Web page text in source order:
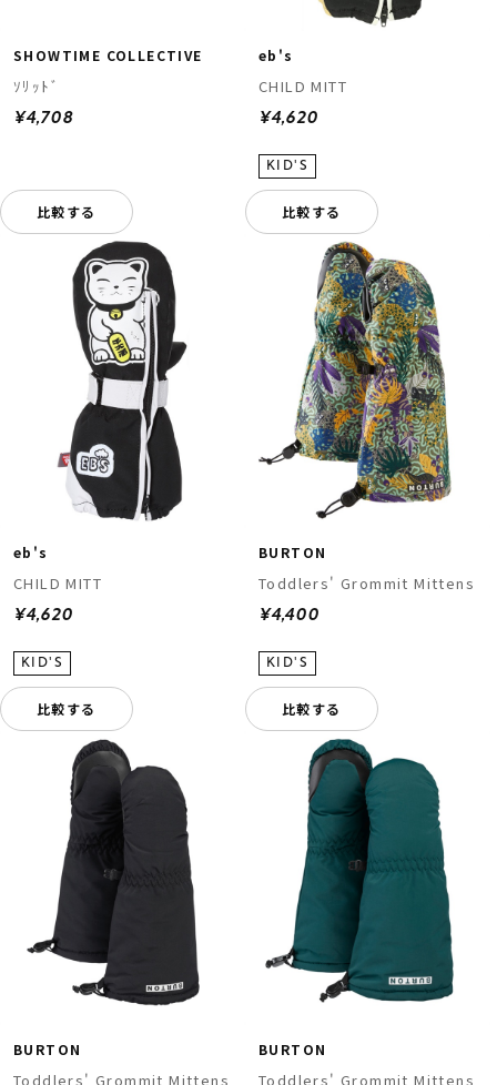
SHOWTIME COLLECTIVE
ｿﾘｯﾄﾞ
¥4,708
比較する
eb's
CHILD MITT
¥4,620
比較する
eb's
CHILD MITT
¥4,620
比較する
BURTON
Toddlers' Grommit Mittens
¥4,400
比較する
BURTON
Toddlers' Grommit Mittens
BURTON
Toddlers' Grommit Mittens